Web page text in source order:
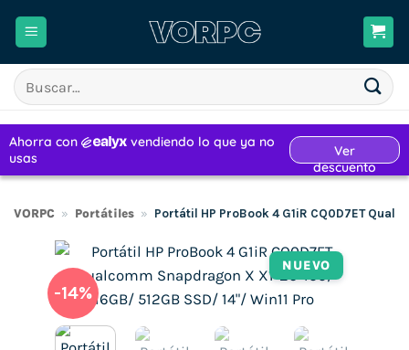
Buscar
por:
VORPC » Portátiles » Portátil HP ProBook 4 G1iR CQ0D7ET
NUEVO
-14%